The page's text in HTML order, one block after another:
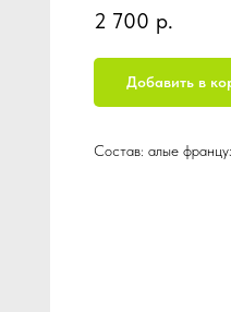
2 700 р.
Добавить в
Состав: алые